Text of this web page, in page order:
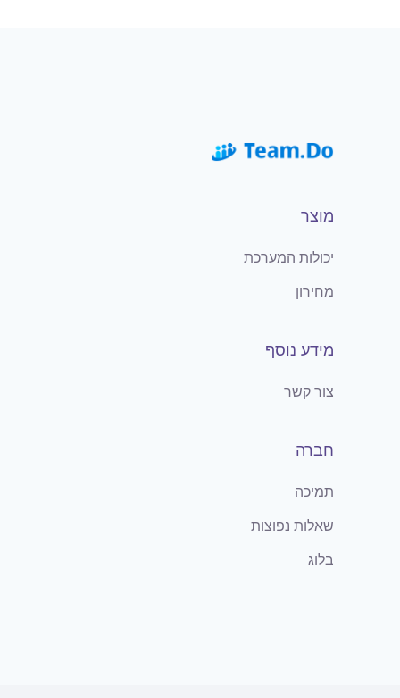
מוצר
יכולות המערכת
מחירון
מידע נוסף
צור קשר
חברה
תמיכה
שאלות נפוצות
בלוג